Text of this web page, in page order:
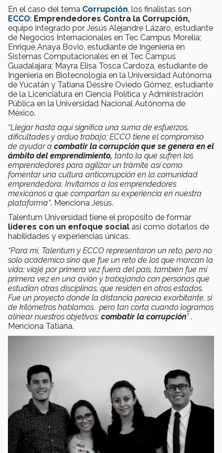
En el caso del tema Corrupción , los finalistas son
ECCO: Emprendedores Contra la Corrupción,
equipo integrado por Jesús Alejandre Lázaro, estudiante
de Negocios Internacionales en Tec Campus Morelia;
Enrique Anaya Bovio, estudiante de Ingeniería en
Sistemas Computacionales en el Tec Campus
Guadalajara; Mayra Elisa Tosca Cardoza, estudiante de
Ingeniería en Biotecnología en la Universidad Autónoma
de Yucatán y Tatiana Dessire Oviedo Gómez, estudiante
de la Licenciatura en Ciencia Política y Administración
Pública en la Universidad Nacional Autónoma de
México.
“Llegar hasta aquí significa una suma de esfuerzos,
dificultades y arduo trabajo; ECCO tiene el compromiso
de ayudar a combatir la corrupción que se genera en el
ámbito del emprendimiento, tanto la que sufren los
emprendedores para agilizar un trámite así como
fomentar una cultura anticorrupción en la comunidad
emprendedora. Invitamos a los emprendedores
mexicanos a que compartan su experiencia en nuestra
plataforma”. Menciona Jesús.
Talentum Universidad tiene el propósito de formar
líderes con un enfoque social así como dotarlos de
habilidades y experiencias únicas.
“Para mí, Talentum y ECCO representaron un reto, pero no
solo académico sino que fue un reto de los que marcan la
vida: viajé por primera vez fuera del país, también fue mi
primera vez en una avión y trabajando con personas que
estudian otras disciplinas, que residen en otros estados.
Fue un proyecto donde la distancia parecía exorbitante, si
de kilómetros hablamos, pero tan corta cuando logramos
alinear nuestros objetivos: combatir la corrupción”.
Menciona Tatiana.